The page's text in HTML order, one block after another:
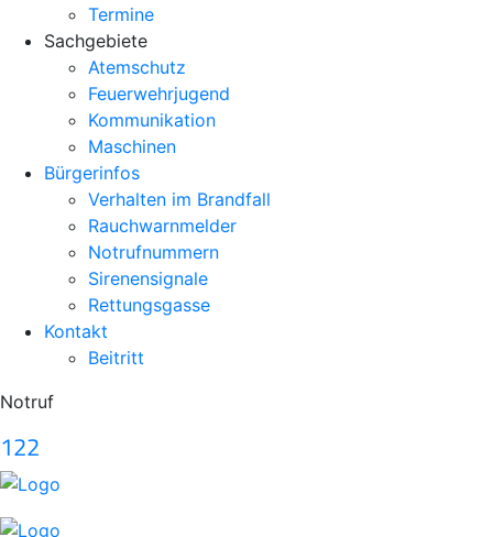
Termine
Sachgebiete
Atemschutz
Feuerwehrjugend
Kommunikation
Maschinen
Bürgerinfos
Verhalten im Brandfall
Rauchwarnmelder
Notrufnummern
Sirenensignale
Rettungsgasse
Kontakt
Beitritt
Notruf
122